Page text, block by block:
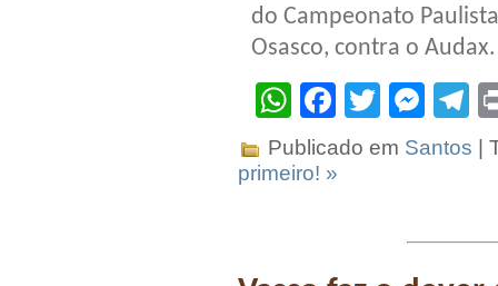
do Campeonato
Osasco, contra o Audax.
WhatsApp
Facebook
Twitter
Publicado em Santos |
primeiro! »